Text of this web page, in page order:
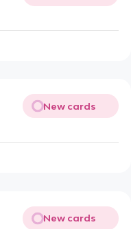
New cards
New cards